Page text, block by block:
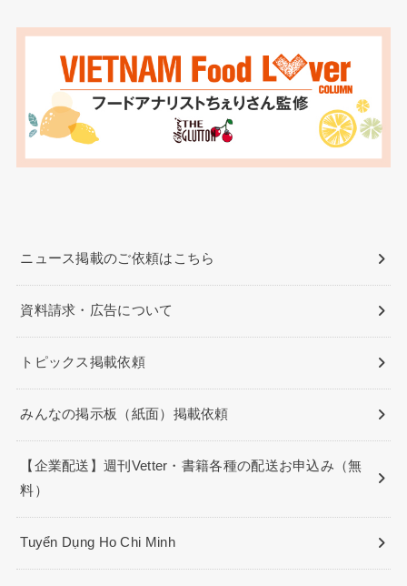
ニュース掲載のご依頼はこちら
資料請求・広告について
トピックス掲載依頼
みんなの掲示板（紙面）掲載依頼
【企業配送】週刊Vetter・書籍各種の配送お申込み（無
料）
Tuyển Dụng Ho Chi Minh